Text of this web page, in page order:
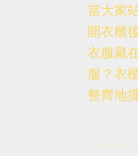
當大家
開衣櫃
衣服藏
服？衣
整齊地